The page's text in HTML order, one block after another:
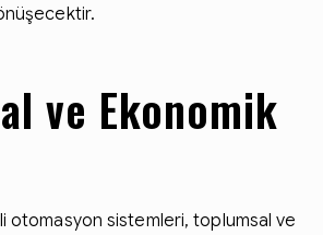
ve Ekonomik
otomasyon sistemleri, toplumsal ve